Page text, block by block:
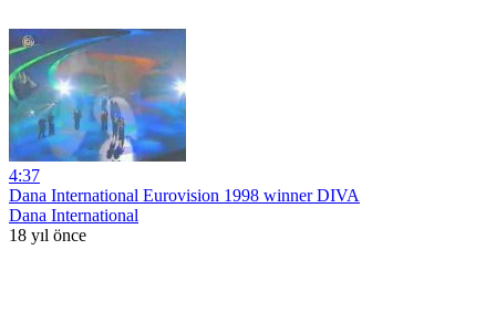
4:37
Dana International Eurovision 1998 winner DIVA
Dana International
18 yıl önce